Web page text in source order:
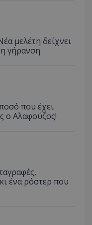
μελέτη δείχνει
γήρανση
που έχει
ο Αλαφούζος!
ένα ρόστερ που